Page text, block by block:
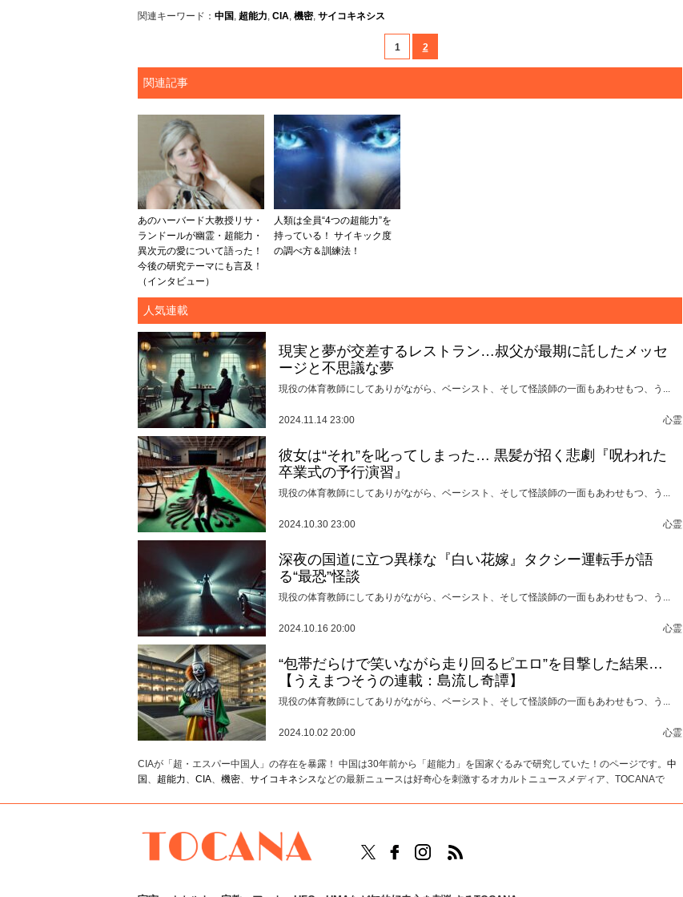
関連キーワード： 中国 , 超能力, CIA, 機密, サイコキネシス
1 2
関連記事
あのハーバード大教授リサ・
ランドールが幽霊・超能力・
異次元の愛について語った！
今後の研究テーマにも言及！
（インタビュー）
人類は全員“4つの超能力”を
持っている！ サイキック度
の調べ方＆訓練法！
人気連載
現実と夢が交差するレストラン…叔父が最期に託したメッセ
ージと不思議な夢
現役の体育教師にしてありがながら、ベーシスト、そして怪談師の一面もあわせもつ、う...
2024.11.14 23:00 心霊
彼女は“それ”を叱ってしまった… 黒髪が招く悲劇『呪われた
卒業式の予行演習』
現役の体育教師にしてありがながら、ベーシスト、そして怪談師の一面もあわせもつ、う...
2024.10.30 23:00 心霊
深夜の国道に立つ異様な『白い花嫁』タクシー運転手が語
る“最恐”怪談
現役の体育教師にしてありがながら、ベーシスト、そして怪談師の一面もあわせもつ、う...
2024.10.16 20:00 心霊
“包帯だらけで笑いながら走り回るピエロ”を目撃した結果…
【うえまつそうの連載：島流し奇譚】
現役の体育教師にしてありがながら、ベーシスト、そして怪談師の一面もあわせもつ、う...
2024.10.02 20:00 心霊
CIAが「超・エスパー中国人」の存在を暴露！ 中国は30年前から「超能力」を国家ぐるみで研究していた！のページです。 中
国 、 超能力、 CIA、 機密、 サイコキネシスなどの最新ニュースは好奇心を刺激するオカルトニュースメディア、TOCANAで
TOCANAのFacebookはこちら
TOCANAのinstagramはこちら